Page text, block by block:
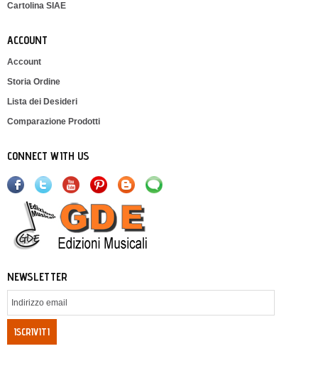
Cartolina SIAE
ACCOUNT
Account
Storia Ordine
Lista dei Desideri
Comparazione Prodotti
CONNECT WITH US
NEWSLETTER
ISCRIVITI